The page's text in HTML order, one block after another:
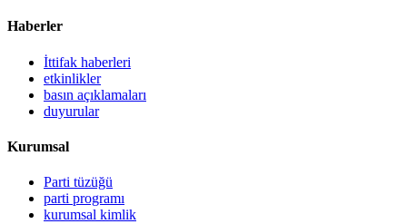
Haberler
İttifak haberleri
etkinlikler
basın açıklamaları
duyurular
Kurumsal
Parti tüzüğü
parti programı
kurumsal kimlik